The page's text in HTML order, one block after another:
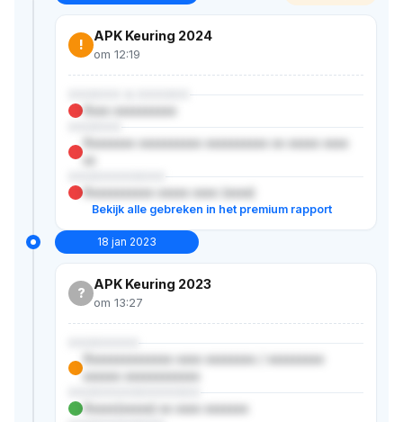
!
APK Keuring 2024
om 12:19
XXXXXX & XXXXXX
Xxxx xxxxxxxxxx
Xxxxxxxx xxxxxxxxxx xxxxxxxxxx xx xxxxx xxxx
Xxxxxxxxxxx xxxxx xxxx (xxxx)
Bekijk alle gebreken in het premium rapport
18 jan 2023
?
APK Keuring 2023
om 13:27
XXXXXXXX
Xxxxxxxxxxxxxx xxxx xxxxxxxx / xxxxxxxxx
XXXXXXXXXXXXXXX
Xxxxx(xxxxx) xx xxxx xxxxxxx